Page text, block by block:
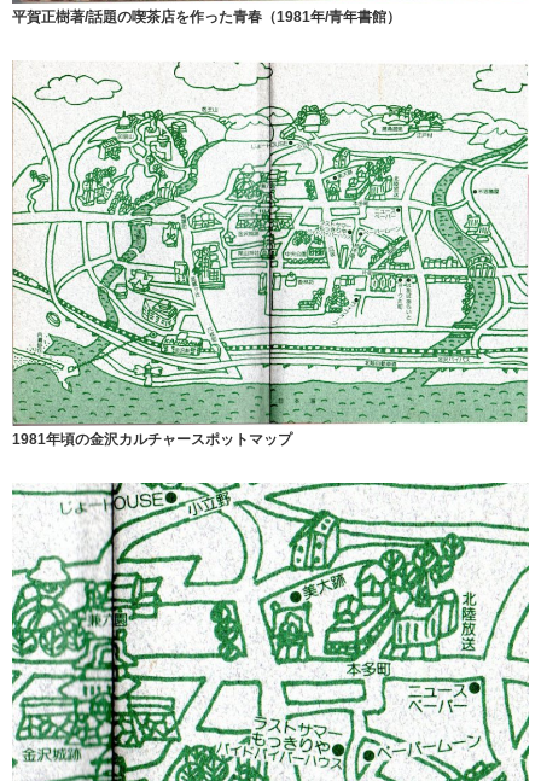
平賀正樹著/話題の喫茶店を作った青春（1981年/青年書館）
1981年頃の金沢カルチャースポットマップ